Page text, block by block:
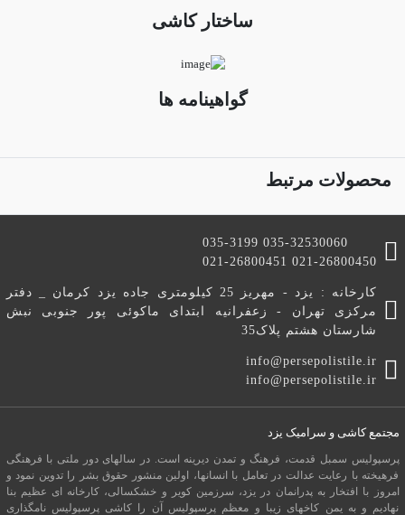
ساختار کاشی
گواهینامه ها
محصولات مرتبط
035-3199 035-32530060
021-26800451 021-26800450
کارخانه : یزد - مهریز 25 کیلومتری جاده یزد کرمان _ دفتر
مرکزی تهران - زعفرانیه ابتدای ماکوئی پور جنوبی نبش
شارستان هشتم پلاک35
info@persepolistile.ir
info@persepolistile.ir
مجتمع کاشی و سرامیک یزد
پرسپولیس سمبل قدمت، فرهنگ و تمدن دیرینه است. در سالهای دور ملتی با فرهنگی
فرهیخته با رعایت عدالت در تعامل با انسانها، اولین منشور حقوق بشر را تدوین نمود و
امروز با افتخار به پدرانمان در یزد، سرزمین کویر و خشکسالی، کارخانه ای عظیم بنا
نهادیم و به یمن کاخهای زیبا و معظم پرسپولیس آن را کاشی پرسپولیس نامگذاری